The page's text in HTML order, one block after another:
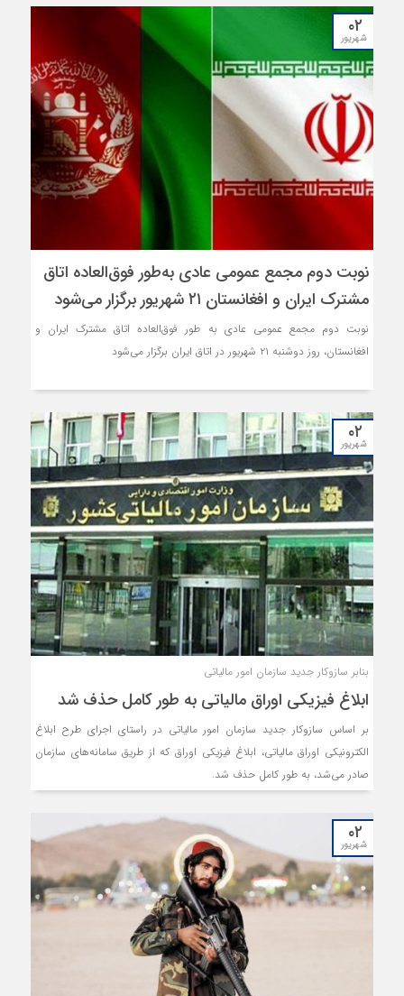
۰۲
شهریور
نوبت دوم مجمع عمومی عادی به‌طور فوق‌العاده اتاق
مشترک ایران و افغانستان ۲۱ شهریور برگزار می‌شود
نوبت دوم مجمع عمومی عادی به طور فوق‌العاده اتاق مشترک ایران و
افغانستان، روز دوشنبه ۲۱ شهریور در اتاق ایران برگزار می‌شود
۰۲
شهریور
بنابر سازوکار جدید سازمان امور مالیاتی
ابلاغ فیزیکی اوراق مالیاتی به طور کامل حذف شد
بر اساس سازوکار جدید سازمان امور مالیاتی در راستای اجرای طرح ابلاغ
الکترونیکی اوراق مالیاتی، ابلاغ فیزیکی اوراق که از طریق سامانه‌های سازمان
صادر می‌شد، به طور کامل حذف شد.
۰۲
شهریور